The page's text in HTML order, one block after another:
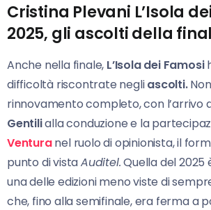
Cristina Plevani L’Isola
2025, gli ascolti della
Anche nella finale, L’Isola dei Famosi
difficoltà riscontrate negliascolti.
rinnovamento completo, con l’arrivo
Gentilialla conduzione e la
Venturanel ruolo di opinionista, il
punto di vistaAuditel.Quella del 2025
una delle edizioni meno viste di
che, fino alla semifinale, era ferma a